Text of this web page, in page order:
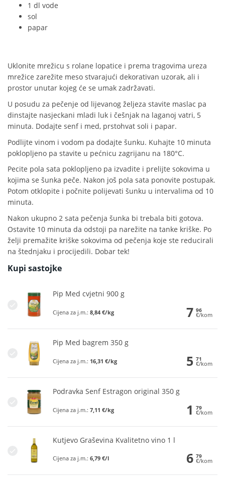
1 dl vode
sol
papar
Uklonite mrežicu s rolane lopatice i prema tragovima ureza
mrežice zarežite meso stvarajući dekorativan uzorak, ali i
prostor unutar kojeg će se umak zadržavati.
U posudu za pečenje od lijevanog željeza stavite maslac pa
dinstajte nasjeckani mladi luk i češnjak na laganoj vatri, 5
minuta. Dodajte senf i med, prstohvat soli i papar.
Podlijte vinom i vodom pa dodajte šunku. Kuhajte 10 minuta
poklopljeno pa stavite u pećnicu zagrijanu na 180°C.
Pecite pola sata poklopljeno pa izvadite i prelijte sokovima u
kojima se šunka peče. Nakon još pola sata ponovite postupak.
Potom otklopite i počnite polijevati šunku u intervalima od 10
minuta.
Nakon ukupno 2 sata pečenja šunka bi trebala biti gotova.
Ostavite 10 minuta da odstoji pa narežite na tanke kriške. Po
želji premažite kriške sokovima od pečenja koje ste reducirali
na štednjaku i procijedili. Dobar tek!
Kupi sastojke
Pip Med cvjetni 900 g
Cijena za j.m.: 8,84 €/kg 7 96
€/kom
Pip Med bagrem 350 g
Cijena za j.m.: 16,31 €/kg 5 71
€/kom
Podravka Senf Estragon original 350 g
Cijena za j.m.: 7,11 €/kg 1 79
€/kom
Kutjevo Graševina Kvalitetno vino 1 l
Cijena za j.m.: 6,79 €/l 6 79
€/kom